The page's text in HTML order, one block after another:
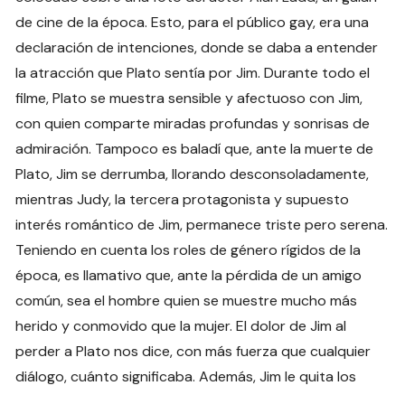
de cine de la época. Esto, para el público gay, era una
declaración de intenciones, donde se daba a entender
la atracción que Plato sentía por Jim. Durante todo el
filme, Plato se muestra sensible y afectuoso con Jim,
con quien comparte miradas profundas y sonrisas de
admiración. Tampoco es baladí que, ante la muerte de
Plato, Jim se derrumba, llorando desconsoladamente,
mientras Judy, la tercera protagonista y supuesto
interés romántico de Jim, permanece triste pero serena.
Teniendo en cuenta los roles de género rígidos de la
época, es llamativo que, ante la pérdida de un amigo
común, sea el hombre quien se muestre mucho más
herido y conmovido que la mujer. El dolor de Jim al
perder a Plato nos dice, con más fuerza que cualquier
diálogo, cuánto significaba. Además, Jim le quita los